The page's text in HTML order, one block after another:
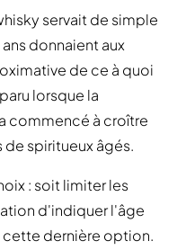
servait de simple
donnaient aux
de ce à quoi
lorsque la
commencé à croître
spiritueux âgés.
: soit limiter les
d'indiquer l'âge
cette dernière option.